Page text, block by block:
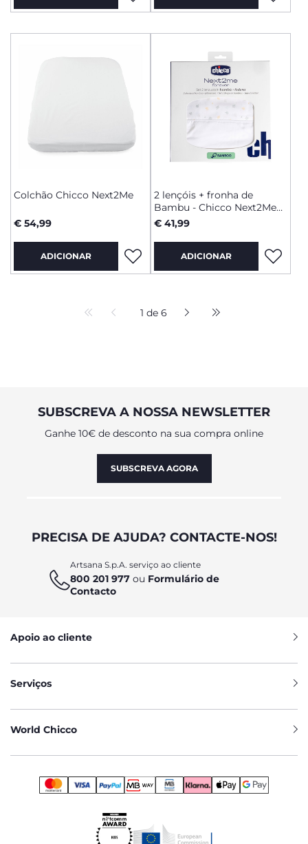
Colchão Chicco Next2Me
€ 54,99
ADICIONAR
2 lençóis + fronha de
Bambu - Chicco Next2Me
Forever
€ 41,99
ADICIONAR
1 de 6
SUBSCREVA A NOSSA NEWSLETTER
Ganhe 10€ de desconto na sua compra online
SUBSCREVA AGORA
PRECISA DE AJUDA? CONTACTE-NOS!
Artsana S.p.A. serviço ao cliente
800 201 977 ou Formulário de
Contacto
Apoio ao cliente
Serviços
World Chicco